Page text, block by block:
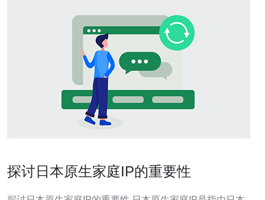
探讨日本原生家庭IP的重要性